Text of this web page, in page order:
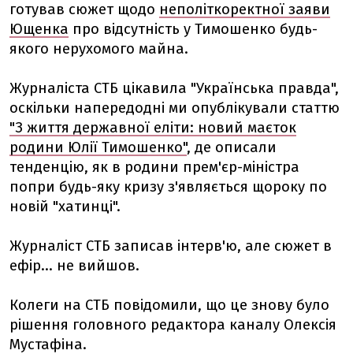
готував сюжет щодо неполіткоректної заяви
Ющенка про відсутність у Тимошенко будь-
якого нерухомого майна.
Журналіста СТБ цікавила "Українська правда",
оскільки напередодні ми опублікували статтю
"З життя державної еліти: новий маєток
родини Юлії Тимошенко", де описали
тенденцію, як в родини прем'єр-міністра
попри будь-яку кризу з'являється щороку по
новій "хатинці".
Журналіст СТБ записав інтерв'ю, але сюжет в
ефір... не вийшов.
Колеги на СТБ повідомили, що це знову було
рішення головного редактора каналу Олексія
Мустафіна.